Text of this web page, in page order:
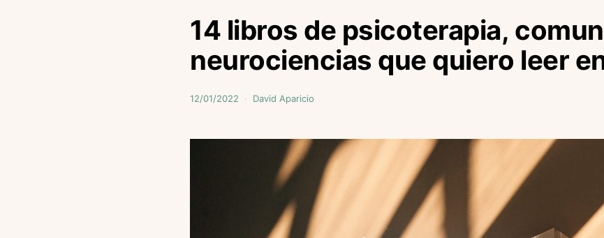
14 libros de psicoterapia,
neurociencias que quiero leer
12/01/2022 David Aparicio